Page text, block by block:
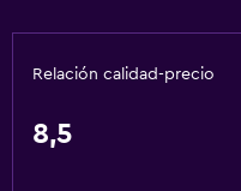
Tina de baño adaptada
Habitación hipoalergénica
Relación calidad-precio
8,5